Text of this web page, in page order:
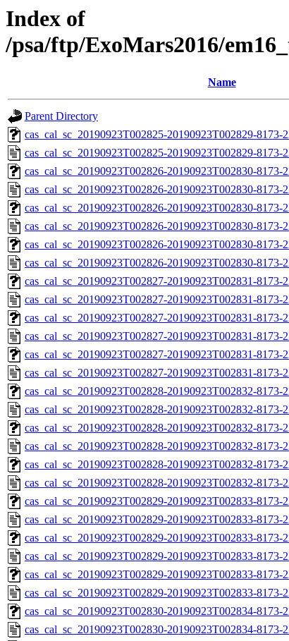
Index of
/psa/ftp/ExoMars2016/
Name
Parent Directory
cas_cal_sc_20190923T002825-20190923T002829-8173-
cas_cal_sc_20190923T002825-20190923T002829-
cas_cal_sc_20190923T002826-20190923T002830-8173-
cas_cal_sc_20190923T002826-20190923T002830-
cas_cal_sc_20190923T002826-20190923T002830-8173-
cas_cal_sc_20190923T002826-20190923T002830-
cas_cal_sc_20190923T002826-20190923T002830-8173-
cas_cal_sc_20190923T002826-20190923T002830-
cas_cal_sc_20190923T002827-20190923T002831-8173-
cas_cal_sc_20190923T002827-20190923T002831-
cas_cal_sc_20190923T002827-20190923T002831-8173-
cas_cal_sc_20190923T002827-20190923T002831-
cas_cal_sc_20190923T002827-20190923T002831-8173-
cas_cal_sc_20190923T002827-20190923T002831-
cas_cal_sc_20190923T002828-20190923T002832-8173-
cas_cal_sc_20190923T002828-20190923T002832-
cas_cal_sc_20190923T002828-20190923T002832-8173-
cas_cal_sc_20190923T002828-20190923T002832-
cas_cal_sc_20190923T002828-20190923T002832-8173-
cas_cal_sc_20190923T002828-20190923T002832-
cas_cal_sc_20190923T002829-20190923T002833-
cas_cal_sc_20190923T002829-20190923T002833-
cas_cal_sc_20190923T002829-20190923T002833-8173-
cas_cal_sc_20190923T002829-20190923T002833-
cas_cal_sc_20190923T002829-20190923T002833-
cas_cal_sc_20190923T002829-20190923T002833-
cas_cal_sc_20190923T002830-20190923T002834-
cas_cal_sc_20190923T002830-20190923T002834-